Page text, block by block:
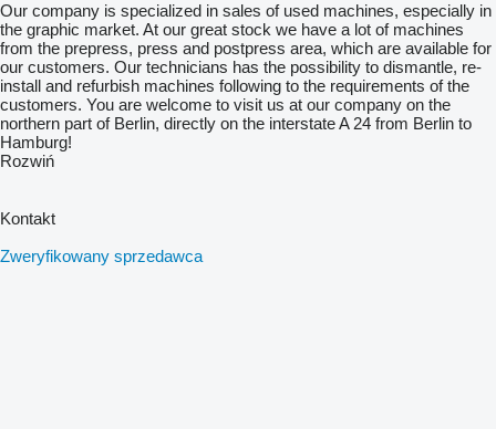
Our company is specialized in sales of used machines, especially in
the graphic market. At our great stock we have a lot of machines
from the prepress, press and postpress area, which are available for
our customers. Our technicians has the possibility to dismantle, re-
install and refurbish machines following to the requirements of the
customers. You are welcome to visit us at our company on the
northern part of Berlin, directly on the interstate A 24 from Berlin to
Hamburg!
Rozwiń
Kontakt
Zweryfikowany sprzedawca